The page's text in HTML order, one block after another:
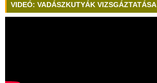
VIDEÓ: VADÁSZKUTYÁK VIZSGÁZTATÁSA